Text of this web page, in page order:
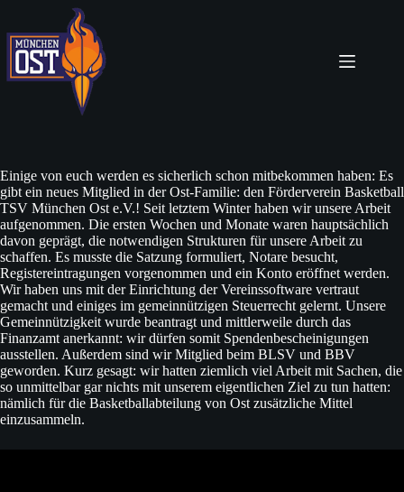
springen
Einige von euch werden es sicherlich schon mitbekommen haben: Es
gibt ein neues Mitglied in der Ost-Familie: den Förderverein Basketball
TSV München Ost e.V.! Seit letztem Winter haben wir unsere Arbeit
aufgenommen. Die ersten Wochen und Monate waren hauptsächlich
davon geprägt, die notwendigen Strukturen für unsere Arbeit zu
schaffen. Es musste die Satzung formuliert, Notare besucht,
Registereintragungen vorgenommen und ein Konto eröffnet werden.
Wir haben uns mit der Einrichtung der Vereinssoftware vertraut
gemacht und einiges im gemeinnützigen Steuerrecht gelernt. Unsere
Gemeinnützigkeit wurde beantragt und mittlerweile durch das
Finanzamt anerkannt: wir dürfen somit Spendenbescheinigungen
ausstellen. Außerdem sind wir Mitglied beim BLSV und BBV
geworden. Kurz gesagt: wir hatten ziemlich viel Arbeit mit Sachen, die
so unmittelbar gar nichts mit unserem eigentlichen Ziel zu tun hatten:
nämlich für die Basketballabteilung von Ost zusätzliche Mittel
einzusammeln.